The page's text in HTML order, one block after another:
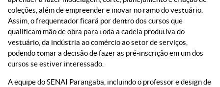
coleções, além de empreender e inovar no ramo do vestuário.
Assim, o frequentador ficará por dentro dos cursos que
qualificam mão de obra para toda a cadeia produtiva do
vestuário, da indústria ao comércio ao setor de serviços,
podendo tomar a decisão de fazer as pré-inscrição em um dos
cursos se estiver interessado.
A equipe do SENAI Parangaba, incluindo o professor e design de